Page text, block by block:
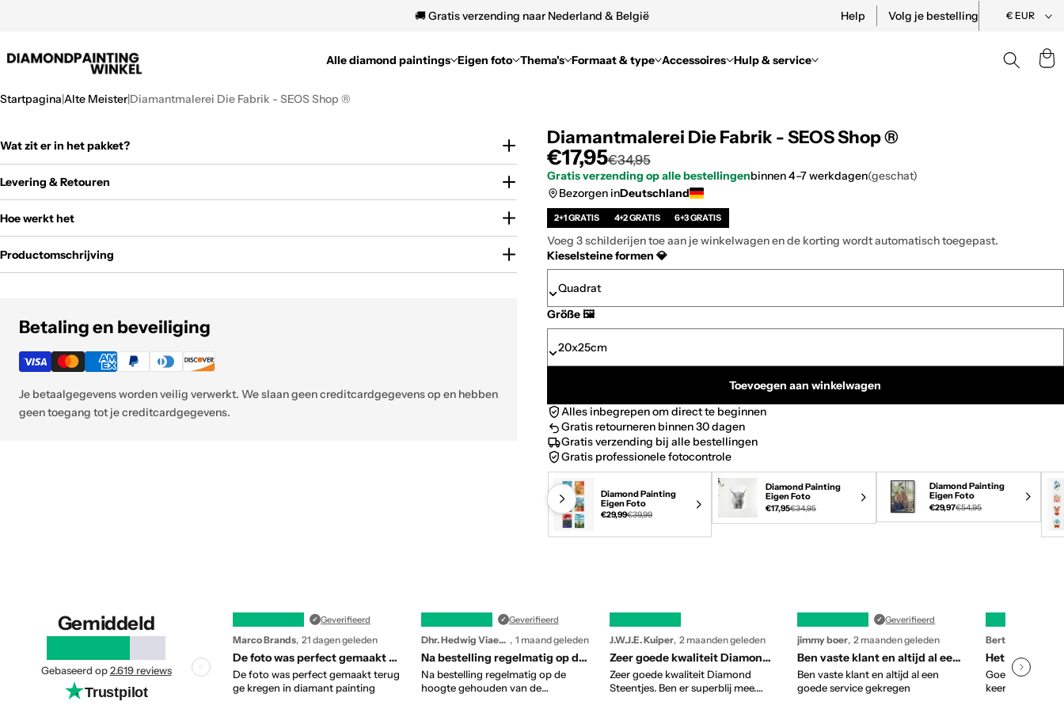
🚚 Gratis verzending naar Nederland & België Help Volg je bestelling Land/
€ EUR
Alle diamond paintings Eigen foto Thema's Formaat & type Accessoires Hulp & service
Startpagina|Alte Meister|Diamantmalerei Die Fabrik - SEOS Shop ®
7
Wat zit er in het pakket?
Levering & Retouren
Hoe werkt het
Productomschrijving
Betaling en beveiliging
Je betaalgegevens worden veilig verwerkt. We slaan geen creditcardgegevens op en hebben
geen toegang tot je creditcardgegevens.
Diamantmalerei Die Fabrik - SEOS Shop ®
€17,95€34,95
Gratis verzending op alle bestellingenbinnen 4–7 werkdagen(geschat)
Bezorgen inDeutschland
2+1 GRATIS 4+2 GRATIS 6+3 GRATIS
Voeg 3 schilderijen toe aan je winkelwagen en de korting wordt automatisch toegepast.
Kieselsteine formen 💎
Größe 🖼️
Toevoegen aan winkelwagen
Alles inbegrepen om direct te beginnen
Gratis retourneren binnen 30 dagen
Gratis verzending bij alle bestellingen
Gratis professionele fotocontrole
Eigen foto Klantcreatie
Bekijk video
Diamond Painting
Eigen Foto
€29,99€39,99
Eigen foto Huisdieren
Bekijk video
Diamond Painting
Eigen Foto
€17,95€34,95
Huisdieren Klantvideo
Bekijk video
Diamond Painting
Eigen Foto
€29,97€54,95
4
Gemiddeld
Gebaseerd op2.619 reviews
Trustpilot
Geverifieerd
Marco Brands 21 dagen geleden
De foto was perfect gemaakt terug ge…
De foto was perfect gemaakt terug
ge kregen in diamant painting
Geverifieerd
Dhr. Hedwig Viaene 1 maand geleden
Na bestelling regelmatig op de hoogte…
Na bestelling regelmatig op de
hoogte gehouden van de
J.W.J.E. Kuiper 2 maanden geleden
Zeer goede kwaliteit Diamond Steentjes
Zeer goede kwaliteit Diamond
Steentjes. Ben er superblij mee.
Geverifieerd
jimmy boer 2 maanden geleden
Ben vaste klant en altijd al een goede…
Ben vaste klant en altijd al een
goede service gekregen
Bert Angenent
Goed heel
keerbedankt gr
Reviews